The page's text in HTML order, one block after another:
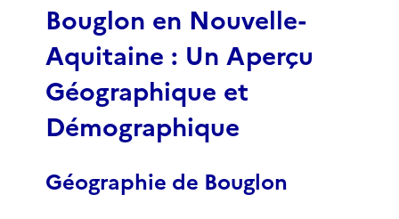
Bouglon en Nouvelle-
Aquitaine : Un Aperçu
Géographique et
Démographique
Géographie de Bouglon